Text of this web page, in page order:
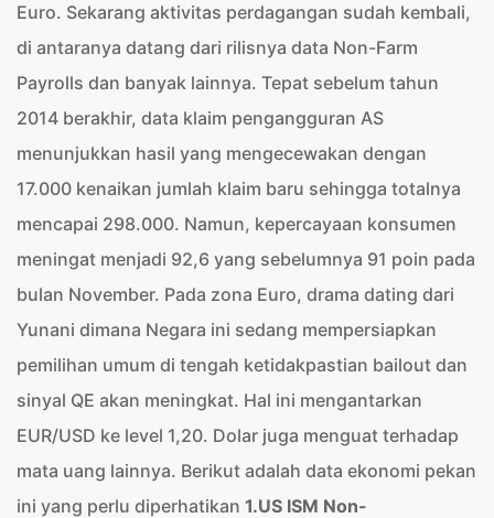
Euro. Sekarang aktivitas perdagangan sudah kembali,
di antaranya datang dari rilisnya data Non-Farm
Payrolls dan banyak lainnya. Tepat sebelum tahun
2014 berakhir, data klaim pengangguran AS
menunjukkan hasil yang mengecewakan dengan
17.000 kenaikan jumlah klaim baru sehingga totalnya
mencapai 298.000. Namun, kepercayaan konsumen
meningat menjadi 92,6 yang sebelumnya 91 poin pada
bulan November. Pada zona Euro, drama dating dari
Yunani dimana Negara ini sedang mempersiapkan
pemilihan umum di tengah ketidakpastian bailout dan
sinyal QE akan meningkat. Hal ini mengantarkan
EUR/USD ke level 1,20. Dolar juga menguat terhadap
mata uang lainnya. Berikut adalah data ekonomi pekan
ini yang perlu diperhatikan 1.US ISM Non-